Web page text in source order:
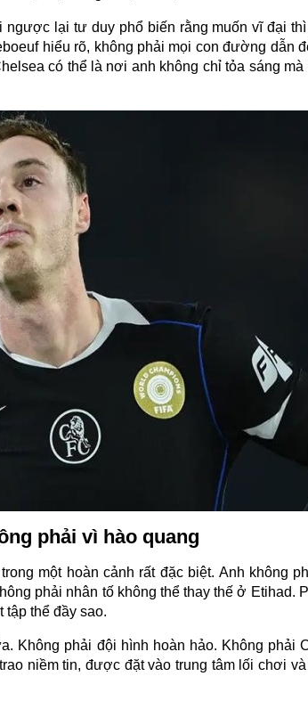
ngược lại tư duy phổ biến rằng muốn vĩ đại
hiểu rõ, không phải mọi con đường dẫn
có thể là nơi anh không chỉ tỏa sáng
phải vì hào quang
một hoàn cảnh rất đặc biệt. Anh không
phải nhân tố không thể thay thế ở Etihad.
tập thể đầy sao.
Không phải đội hình hoàn hảo. Không phải
niềm tin, được đặt vào trung tâm lối chơi